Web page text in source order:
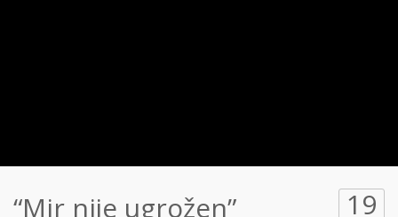
“Mir nije ugrožen”
19